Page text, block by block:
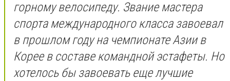
горному велосипеду. Звание мастера
спорта международного класса завоевал
в прошлом году на чемпионате Азии в
Корее в составе командной эстафеты. Но
хотелось бы завоевать еще лучшие